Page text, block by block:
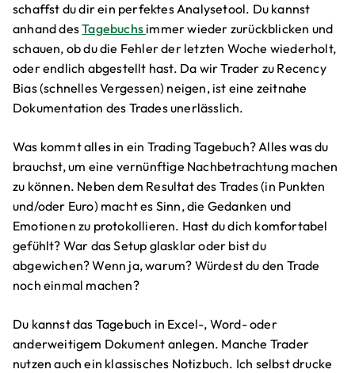
schaffst du dir ein perfektes Analysetool. Du kannst
anhand desTagebuchs immer wieder zurückblicken und
schauen, ob du die Fehler der letzten Woche wiederholt,
oder endlich abgestellt hast. Da wir Trader zu Recency
Bias (schnelles Vergessen) neigen, ist eine zeitnahe
Dokumentation des Trades unerlässlich.
Was kommt alles in ein Trading Tagebuch? Alles was du
brauchst, um eine vernünftige Nachbetrachtung machen
zu können. Neben dem Resultat des Trades (in Punkten
und/oder Euro) macht es Sinn, die Gedanken und
Emotionen zu protokollieren. Hast du dich komfortabel
gefühlt? War das Setup glasklar oder bist du
abgewichen? Wenn ja, warum? Würdest du den Trade
noch einmal machen?
Du kannst das Tagebuch in Excel-, Word- oder
anderweitigem Dokument anlegen. Manche Trader
nutzen auch ein klassisches Notizbuch. Ich selbst drucke